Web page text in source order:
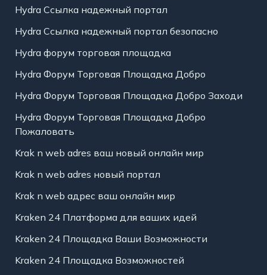
Hydra Ссылка надежный портал
Hydra Ссылка надежный портал безопасно
Hydra форум торговая площадка
Hydra Форум Торговая Площадка Добро
Hydra Форум Торговая Площадка Добро Заходи
Hydra Форум Торговая Площадка Добро
Пожаловать
Krak n web adres ваш новый онлайн мир
Krak n web adres новый портал
Krak n web адрес ваш онлайн мир
Kraken 24 Платформа для ваших идей
Kraken 24 Площадка Ваши Возможности
Kraken 24 Площадка Возможностей